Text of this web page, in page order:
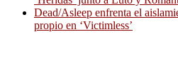
Dead/Asleep enfrenta el
propio en ‘Victimless’